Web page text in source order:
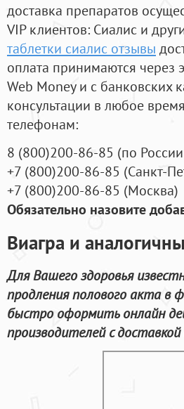
доставка препаратов
VIP клиентов: Сиалис и
таблетки сиалис отзывы
оплата принимаются через
Web Money и с банковских
консультации в любое
телефонам:
8 (800)200-86-85 (по
+7 (800)200-86-85 (Санкт-
+7 (800)200-86-85 (Москва)
Обязательно назовите
Виагра и
Для Вашего здоровья
продления полового акта в
быстро оформить онлайн
производителей с